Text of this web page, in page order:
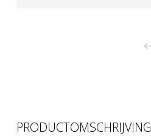
PRODUCTOMSCHRIJVING